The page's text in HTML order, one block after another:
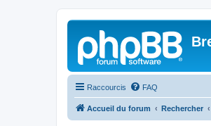
Raccourcis FAQ
Accueil du forum Rechercher